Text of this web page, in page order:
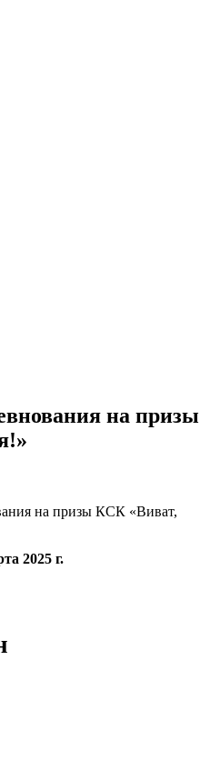
на призы
на призы КСК «Виват,
2025 г.